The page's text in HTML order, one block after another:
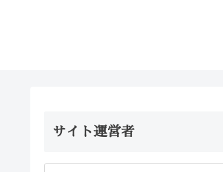
サイト運営者